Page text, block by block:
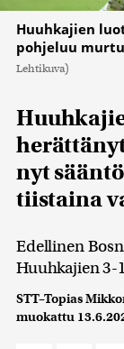
Huuhkajien
pohjeluu
Lehtikuva)
nyt
tiistaina
Edellinen
Huuhkajien 3-
STT–Topias
muokattu